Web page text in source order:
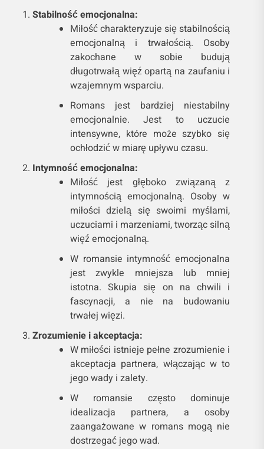
Stabilność emocjonalna:
Miłość charakteryzuje się stabilnością
emocjonalną i trwałością. Osoby
zakochane w sobie budują
długotrwałą więź opartą na zaufaniu i
wzajemnym wsparciu.
Romans jest bardziej niestabilny
emocjonalnie. Jest to uczucie
intensywne, które może szybko się
ochłodzić w miarę upływu czasu.
Intymność emocjonalna:
Miłość jest głęboko związaną z
intymnością emocjonalną. Osoby w
miłości dzielą się swoimi myślami,
uczuciami i marzeniami, tworząc silną
więź emocjonalną.
W romansie intymność emocjonalna
jest zwykle mniejsza lub mniej
istotna. Skupia się on na chwili i
fascynacji, a nie na budowaniu
trwałej więzi.
Zrozumienie i akceptacja:
W miłości istnieje pełne zrozumienie i
akceptacja partnera, włączając w to
jego wady i zalety.
W romansie często dominuje
idealizacja partnera, a osoby
zaangażowane w romans mogą nie
dostrzegać jego wad.